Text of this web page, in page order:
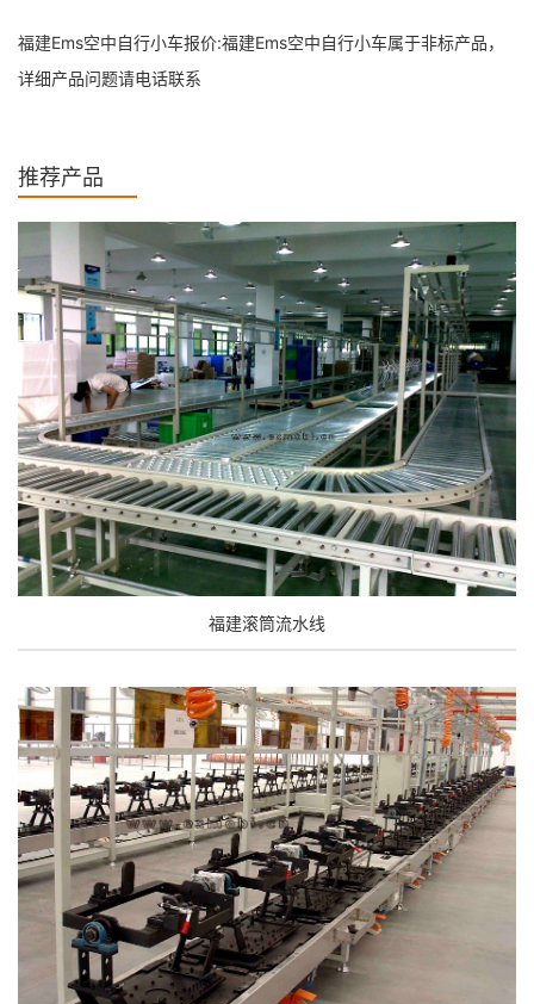
福建Ems空中自行小车报价:福建Ems空中自行小车属于非标产品，
详细产品问题请电话联系
推荐产品
福建滚筒流水线